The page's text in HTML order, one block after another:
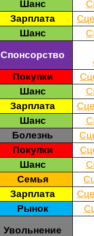
Шанс
Зарплата
Шанс
Спонсорство
Покупки
Шанс
Зарплата
Шанс
Болезнь
Покупки
Шанс
Семья
Зарплата
Рынок
Увольнение